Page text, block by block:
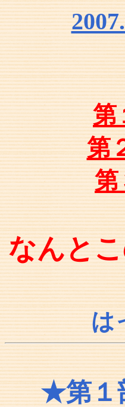
第
第
第
なんと
は
★第１